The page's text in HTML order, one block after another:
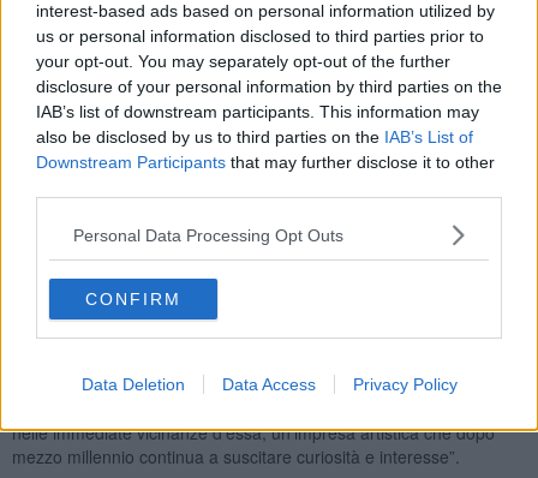
interest-based ads based on personal information utilized by
us or personal information disclosed to third parties prior to
your opt-out. You may separately opt-out of the further
disclosure of your personal information by third parties on the
IAB’s list of downstream participants. This information may
also be disclosed by us to third parties on the IAB’s List of
Downstream Participants that may further disclose it to other
Personal Data Processing Opt Outs
CONFIRM
Data Deletion Data Access Privacy Policy
Tra una tappa e l’altra, il dipinto è stato sottoposto a un intervento
di restauro e a indagini dell’Opificio delle Pietre Dure, i cui risultati
saranno diffusi nel corso di una giornata di studi in programma per
il 22 maggio.
La Sala delle Carte Geografiche prende il nome dagli affreschi sulle
pareti che illustrano i territori del Granducato di Toscana, opera di
Stefano Bonsignori; per questa sua preziosità la sala, adiacente a
quella che ospita le opere autografe di Leonardo da Vinci, è in
genere chiusa al pubblico.
“L’esposizione della Tavola Doria nella Galleria degli Uffiz , in
vicinanza dei dipinti di Leonardo, porta all’attenzione del pubblico
internazionale del museo la memoria di uno stato incompleto
dell’originale dellaBattaglia di Anghiari- spiega la Soprintendente
non risponde ai quesiti sull’effettiva presenza e consistenza della
nelle immediate vicinanze d’essa, un’impresa artistica che dopo
mezzo millennio continua a suscitare curiosità e interesse”.